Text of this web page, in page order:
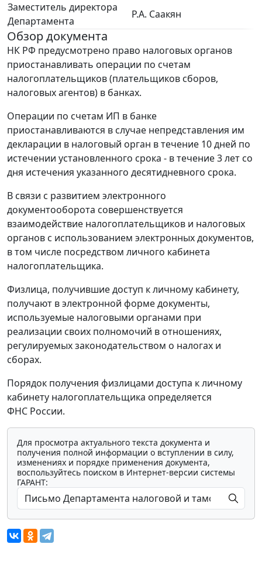
Заместитель директора
Департамента
Р.А. Саакян
Обзор документа
НК РФ предусмотрено право налоговых органов
приостанавливать операции по счетам
налогоплательщиков (плательщиков сборов,
налоговых агентов) в банках.
Операции по счетам ИП в банке
приостанавливаются в случае непредставления им
декларации в налоговый орган в течение 10 дней по
истечении установленного срока - в течение 3 лет со
дня истечения указанного десятидневного срока.
В связи с развитием электронного
документооборота совершенствуется
взаимодействие налогоплательщиков и налоговых
органов с использованием электронных документов,
в том числе посредством личного кабинета
налогоплательщика.
Физлица, получившие доступ к личному кабинету,
получают в электронной форме документы,
используемые налоговыми органами при
реализации своих полномочий в отношениях,
регулируемых законодательством о налогах и
сборах.
Порядок получения физлицами доступа к личному
кабинету налогоплательщика определяется
ФНС России.
Для просмотра актуального текста документа и
получения полной информации о вступлении в силу,
изменениях и порядке применения документа,
воспользуйтесь поиском в Интернет-версии системы
ГАРАНТ: